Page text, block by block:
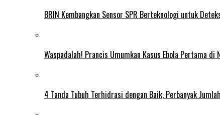
BRIN Kembangkan Sensor SPR Berteknologi untuk
Waspadalah! Prancis Umumkan Kasus Ebola Pertama di
4 Tanda Tubuh Terhidrasi dengan Baik, Perbanyak